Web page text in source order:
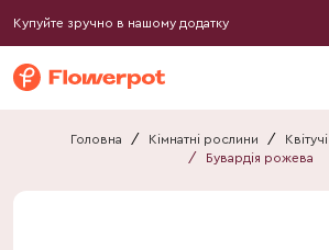
Купуйте зручно в нашому додатку
Головна / Кімнатні рослини / Квітучі
/
Бувардія рожева